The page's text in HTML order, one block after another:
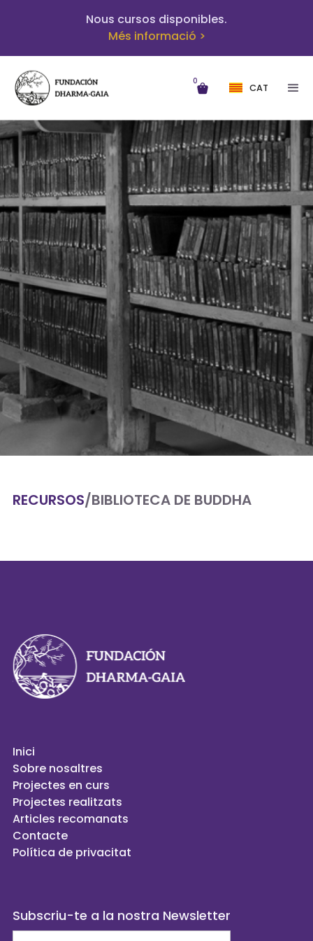
Nous cursos disponibles.
Més informació >
0
CAT
RECURSOS/BIBLIOTECA DE BUDDHA
Inici
Sobre nosaltres
Projectes en curs
Projectes realitzats
Articles recomanats
Contacte
Política de privacitat
Subscriu-te a la nostra Newsletter